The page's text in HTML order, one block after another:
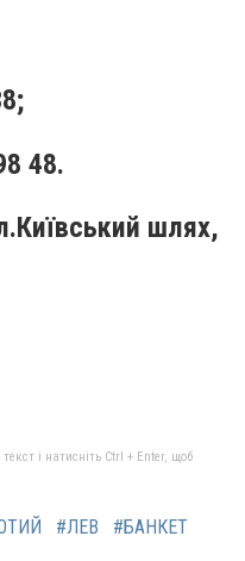
48.
шлях,
і натисніть Ctrl + Enter, щоб
#ЛЕВ
#БАНКЕТ